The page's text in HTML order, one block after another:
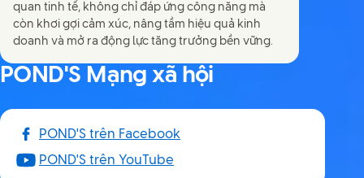
quan tinh tế, không chỉ đáp ứng công năng mà
còn khơi gợi cảm xúc, nâng tầm hiệu quả kinh
doanh và mở ra động lực tăng trưởng bền vững.
POND'S Mạng xã hội
POND'S trên Facebook
POND'S trên YouTube